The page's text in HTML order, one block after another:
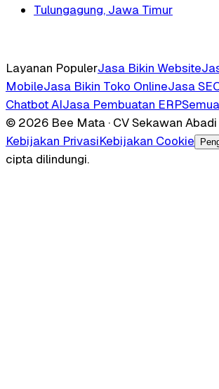
Tulungagung, Jawa Timur
Layanan PopulerJasa Bikin Website
MobileJasa Bikin Toko OnlineJasa
Chatbot AIJasa Pembuatan ERP
© 2026 Bee Mata · CV Sekawan
Kebijakan PrivasiKebijakan Cookie
cipta dilindungi.